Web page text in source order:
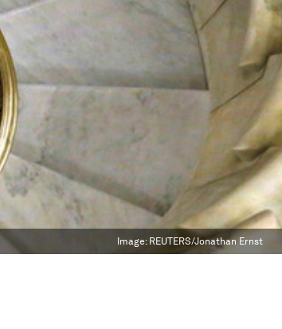
Image: REUTERS/Jonathan Ernst